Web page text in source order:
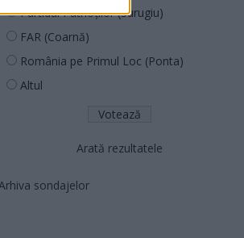
Partidul Patrioților (Surugiu)
FAR (Coarnă)
România pe Primul Loc (Ponta)
Altul
Arată rezultatele
sondajelor